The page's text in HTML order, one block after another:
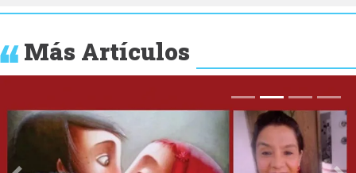
Más Artículos